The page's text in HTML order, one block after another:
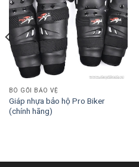
BÓ GỐI BẢO VỆ
Giáp nhựa bảo hộ Pro Biker
(chính hãng)